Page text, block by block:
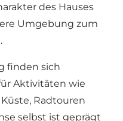
des Hauses
Umgebung zum
finden sich
Aktivitäten wie
Radtouren
selbst ist geprägt